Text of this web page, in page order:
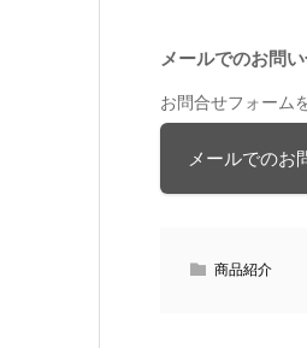
メールでのお問
お問合せフォーム
メールでのお
商品紹介